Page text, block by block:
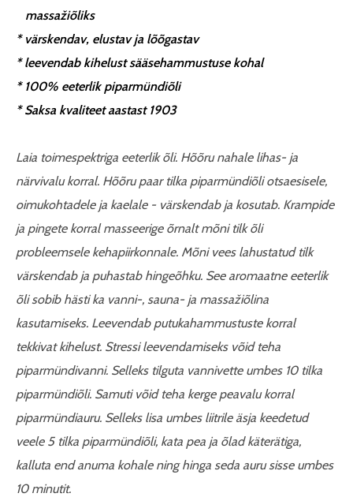
massažiõliks
* värskendav, elustav ja lõõgastav
* leevendab kihelust sääsehammustuse kohal
* 100% eeterlik piparmündiõli
* Saksa kvaliteet aastast 1903
Laia toimespektriga eeterlik õli. Hõõru nahale lihas- ja
närvivalu korral. Hõõru paar tilka piparmündiõli otsaesisele,
oimukohtadele ja kaelale - värskendab ja kosutab. Krampide
ja pingete korral masseerige õrnalt mõni tilk õli
probleemsele kehapiirkonnale. Mõni vees lahustatud tilk
värskendab ja puhastab hingeõhku. See aromaatne eeterlik
õli sobib hästi ka vanni-, sauna- ja massažiõlina
kasutamiseks. Leevendab putukahammustuste korral
tekkivat kihelust. Stressi leevendamiseks võid teha
piparmündivanni. Selleks tilguta vannivette umbes 10 tilka
piparmündiõli. Samuti võid teha kerge peavalu korral
piparmündiauru. Selleks lisa umbes liitrile äsja keedetud
veele 5 tilka piparmündiõli, kata pea ja õlad käterätiga,
kalluta end anuma kohale ning hinga seda auru sisse umbes
10 minutit.